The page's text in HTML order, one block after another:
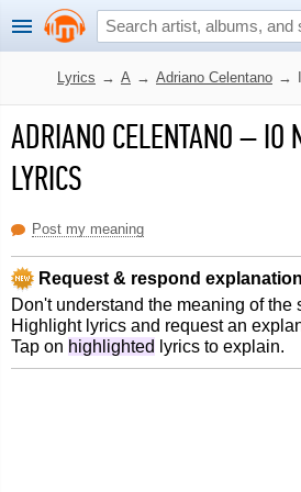
Lyrics → A → Adriano Celentano →
ADRIANO CELENTANO–IO
LYRICS
Post my meaning
Request & respond
Don't understand the meaning of the
Highlight lyrics and request an
Tap on highlighted lyrics to explain.